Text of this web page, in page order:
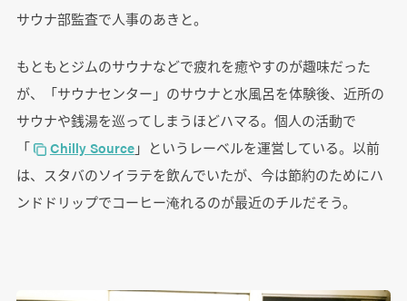
サウナ部監査で人事のあきと。
もともとジムのサウナなどで疲れを癒やすのが趣味だった
が、「サウナセンター」のサウナと水風呂を体験後、近所の
サウナや銭湯を巡ってしまうほどハマる。個人の活動で
「
Chilly Source」というレーベルを運営している。以前
は、スタバのソイラテを飲んでいたが、今は節約のためにハ
ンドドリップでコーヒー淹れるのが最近のチルだそう。